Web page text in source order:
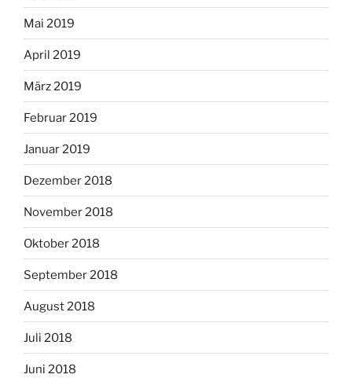
Mai 2019
April 2019
März 2019
Februar 2019
Januar 2019
Dezember 2018
November 2018
Oktober 2018
September 2018
August 2018
Juli 2018
Juni 2018